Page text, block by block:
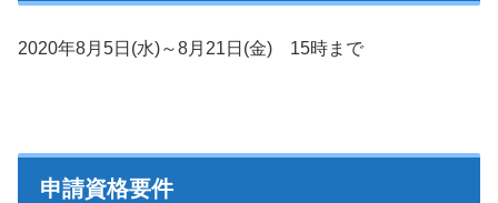
2020年8月5日(水)～8月21日(金) 15時まで
申請資格要件